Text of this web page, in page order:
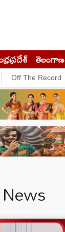
తెలంగాణ
Off The Record